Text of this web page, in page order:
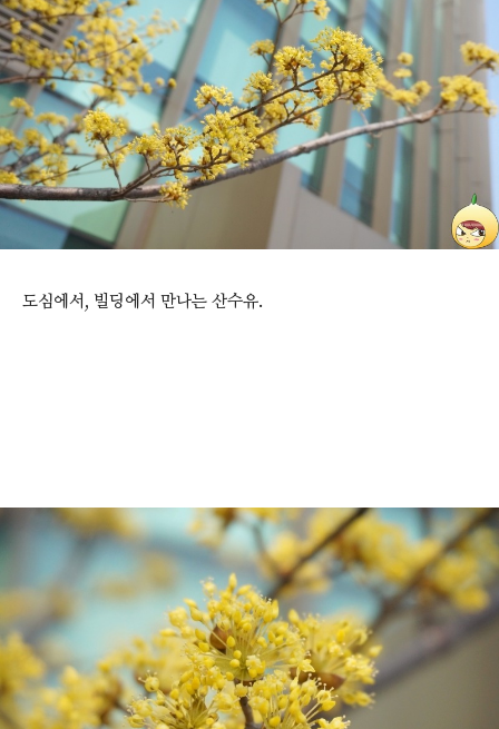
도심에서, 빌딩에서 만나는 산수유.